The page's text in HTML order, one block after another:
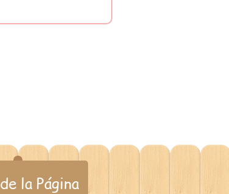
la Página